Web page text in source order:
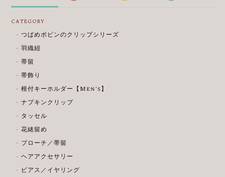
CATEGORY
つばめボビンのクリップシリーズ
羽織紐
帯留
帯飾り
根付キーホルダー【Men's】
ナプキンクリップ
タッセル
花緒留め
ブローチ／帯留
ヘアアクセサリー
ピアス／イヤリング